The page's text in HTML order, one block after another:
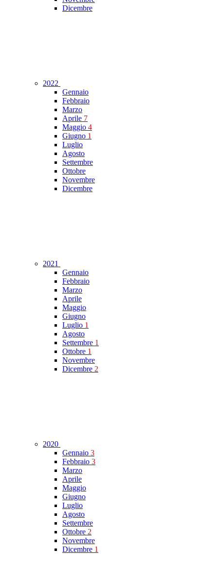
Dicembre
2022
Gennaio
Febbraio
Marzo
Aprile 7
Maggio 4
Giugno 1
Luglio
Agosto
Settembre
Ottobre
Novembre
Dicembre
2021
Gennaio
Febbraio
Marzo
Aprile
Maggio
Giugno
Luglio 1
Agosto
Settembre 1
Ottobre 1
Novembre
Dicembre 2
2020
Gennaio 3
Febbraio 3
Marzo
Aprile
Maggio
Giugno
Luglio
Agosto
Settembre
Ottobre 2
Novembre
Dicembre 1